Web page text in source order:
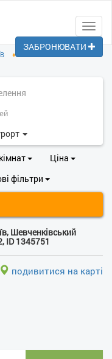
♦
Ціна
фільтри
Шевченківський
ID 1345751
подивитися на карті
ЗАБРОНЮВАТИ